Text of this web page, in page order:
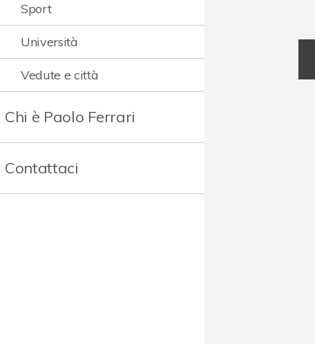
Sport
Università
Vedute e città
Chi è Paolo Ferrari
Contattaci